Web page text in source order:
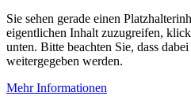
Sie sehen gerade einen
eigentlichen Inhalt zuzugreifen,
unten. Bitte beachten Sie, dass
weitergegeben werden.
Mehr Informationen